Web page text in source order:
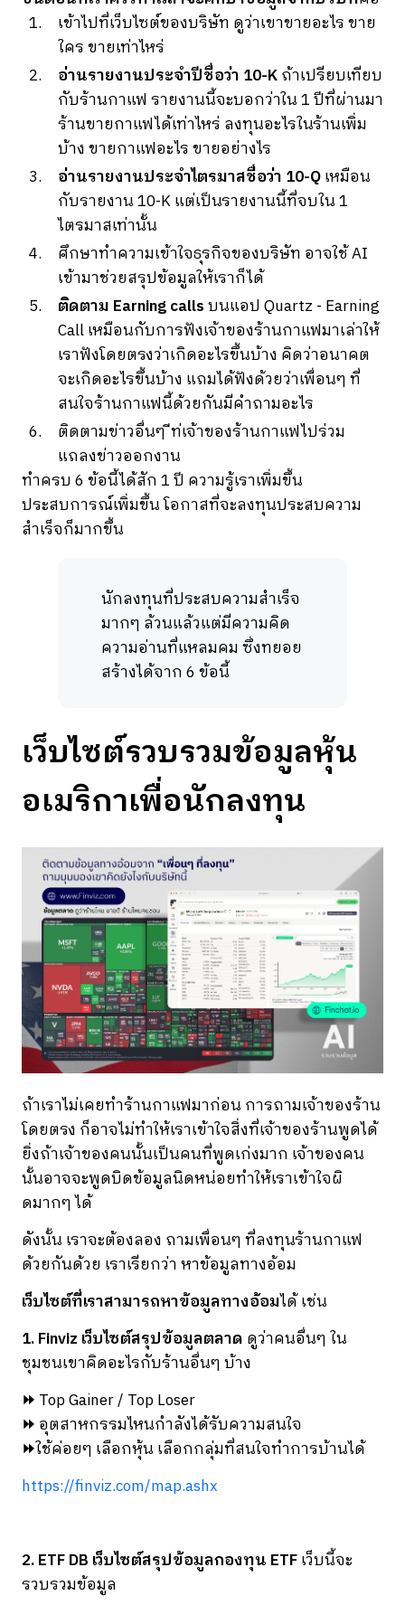
เข้าไปที่เว็บไซต์ของบริษัท ดูว่าเขาขายอะไร ขาย
ใคร ขายเท่าไหร่
อ่านรายงานประจำปีชื่อว่า 10-Kถ้าเปรียบเทียบ
กับร้านกาแฟ รายงานนี้จะบอกว่าใน 1 ปีที่ผ่านมา
ร้านขายกาแฟได้เท่าไหร่ ลงทุนอะไรในร้านเพิ่ม
บ้าง ขายกาแฟอะไร ขายอย่างไร
อ่านรายงานประจำไตรมาสชื่อว่า 10-Qเหมือน
กับรายงาน 10-K แต่เป็นรายงานนี้ที่จบใน 1
ไตรมาสเท่านั้น
ศึกษาทำความเข้าใจธุรกิจของบริษัท อาจใช้ AI
เข้ามาช่วยสรุปข้อมูลให้เราก็ได้
ติดตาม Earning callsบนแอป Quartz - Earning
Call เหมือนกับการฟังเจ้าของร้านกาแฟมาเล่าให้
เราฟังโดยตรงว่าเกิดอะไรขึ้นบ้าง คิดว่าอนาคต
จะเกิดอะไรขึ้นบ้าง แถมได้ฟังด้วยว่าเพื่อนๆ ที่
สนใจร้านกาแฟนี้ด้วยกันมีคำถามอะไร
ติดตามข่าวอื่นๆ ีท่เจ้าของร้านกาแฟไปร่วม
แถลงข่าวออกงาน
ทำครบ 6 ข้อนี้ได้สัก 1 ปี ความรู้เราเพิ่มขึ้น
ประสบการณ์เพิ่มขึ้น โอกาสที่จะลงทุนประสบความ
สำเร็จก็มากขึ้น
นักลงทุนที่ประสบความสำเร็จ
มากๆ ล้วนแล้วแต่มีความคิด
ความอ่านที่แหลมคม ซึ่งทยอย
สร้างได้จาก 6 ข้อนี้
เว็บไซต์รวบรวมข้อมูลหุ้น
อเมริกาเพื่อนักลงทุน
ถ้าเราไม่เคยทำร้านกาแฟมาก่อน การถามเจ้าของร้าน
โดยตรง ก็อาจไม่ทำให้เราเข้าใจสิ่งที่เจ้าของร้านพูดได้
ยิ่งถ้าเจ้าของคนนั้นเป็นคนที่พูดเก่งมาก เจ้าของคน
นั้นอาจจะพูดบิดข้อมูลนิดหน่อยทำให้เราเข้าใจผิ
ดมากๆ ได้
ดังนั้น เราจะต้องลอง ถามเพื่อนๆ ที่ลงทุนร้านกาแฟ
ด้วยกันด้วย เราเรียกว่า หาข้อมูลทางอ้อม
เว็บไซต์ที่เราสามารถหาข้อมูลทางอ้อมได้ เช่น
1. Finviz เว็บไซต์สรุปข้อมูลตลาด ดูว่าคนอื่นๆ ใน
ชุมชนเขาคิดอะไรกับร้านอื่นๆ บ้าง
⏩ Top Gainer / Top Loser
⏩ อุตสาหกรรมไหนกำลังได้รับความสนใจ
⏩ใช้ค่อยๆ เลือกหุ้น เลือกกลุ่มที่สนใจทำการบ้านได้
https://finviz.com/map.ashx
2. ETF DB เว็บไซต์สรุปข้อมูลกองทุน ETFเว็บนี้จะ
รวบรวมข้อมูล